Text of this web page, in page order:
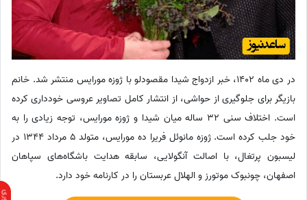
در دی ماه 1402، خبر ازدواج شیدا مقصودلو با ژوزه مورایس منتشر شد. خانم
بازیگر برای جلوگیری از حواشی، از انتشار کامل تصاویر عروسی خودداری کرده
است. اختلاف سنی 32 ساله میان شیدا و ژوزه مورایس، توجه زیادی را به
خود جلب کرده است. ژوزه مانوئل فریرا ده مورایس، متولد 5 مرداد 1344 در
لیسبون پرتغال، با اصالت آنگولایی، سابقه هدایت باشگاه‌های سپاهان
اصفهان، چونبوک موتورز و الهلال عربستان را در کارنامه خود دارد.